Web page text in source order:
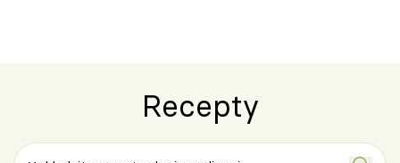
Recepty